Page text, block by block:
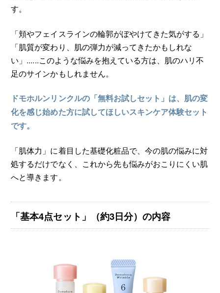
す。
「頬やフェイスラインの輪郭がぼやけてきた気がする」
「肌質が変わり、肌の弾力が減ってきたかもしれな
い」......このような悩みを抱えている方は、肌のハリ不
足のサインかもしれません。
ドモホルンリンクルの「無料お試しセット」は、肌の変
化を感じ始めた方に試してほしいスキンケア体験セット
です。
「肌体力」に着目した基礎化粧品で、今の肌の悩みに対
処するだけでなく、これから先も悩みがおこりにくい肌
へと導きます。
「基本4点セット」（約3日分）の内容